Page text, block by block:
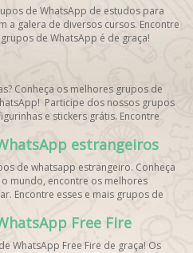
de WhatsApp de estudos para
a galera de diversos cursos. Encontre
de WhatsApp é de graça!
Conheça os melhores grupos de
Participe dos nossos grupos
e stickers grátis. Encontre
estrangeiros
de whatsapp estrangeiro. Conheça
mundo, encontre os melhores
Encontre esses e mais grupos de
Free Fire
WhatsApp Free Fire de graça! Os